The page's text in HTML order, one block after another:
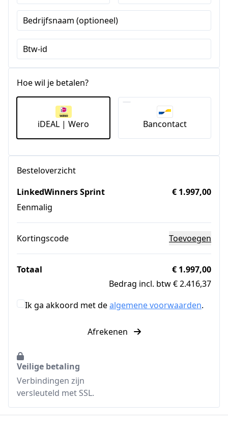
Bedrijfsnaam (optioneel)
Btw-id
Hoe wil je betalen?
iDEAL | Wero Bancontact
Besteloverzicht
LinkedWinners Sprint
Eenmalig
€ 1.997,00
Kortingscode Toevoegen
Totaal
€ 1.997,00
Bedrag incl. btw € 2.416,37
Ik ga akkoord met dealgemene voorwaarden.
Afrekenen
Veilige betaling
Verbindingen zijn
versleuteld met SSL.